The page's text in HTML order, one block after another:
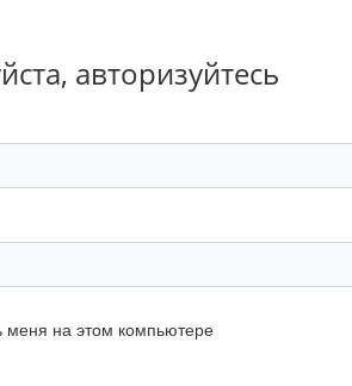
авторизуйтесь
меня на этом компьютере